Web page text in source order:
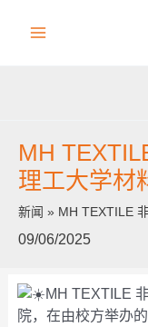
MH
理工大学材
新闻 » MH TEXTILE
09/06/2025
MH TEXTILE
院，在由校方举办